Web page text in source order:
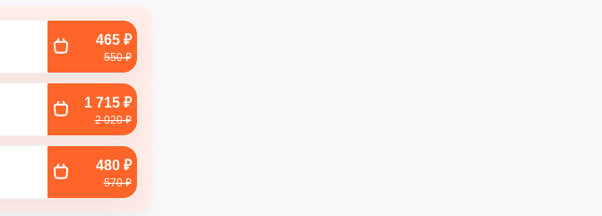
465 ₽
550 ₽
1 715 ₽
2 020 ₽
480 ₽
570 ₽